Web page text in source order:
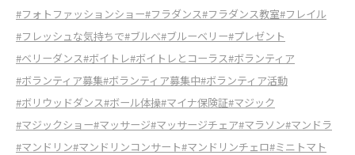
#フォトファッションショー#フラダンス#フラダンス教室#フレイル
#フレッシュな気持ちで#ブルべ#ブルーベリー#プレゼント
#ベリーダンス#ボイトレ#ボイトレとコーラス#ボランティア
#ボランティア募集#ボランティア募集中#ボランティア活動
#ボリウッドダンス#ボール体操#マイナ保険証#マジック
#マジックショー#マッサージ#マッサージチェア#マラソン#マンドラ
#マンドリン#マンドリンコンサート#マンドリンチェロ#ミニトマト